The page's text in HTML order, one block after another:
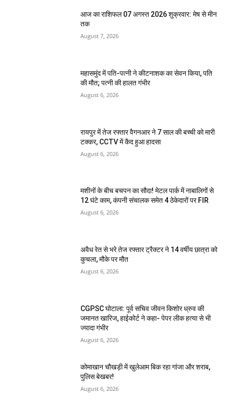
आज का राशिफल 07 अगस्त 2026 शुक्रवार: मेष से मीन
तक
August 7, 2026
महासमुंद में पति-पत्नी ने कीटनाशक का सेवन किया, पति
की मौत; पत्नी की हालत गंभीर
August 6, 2026
रायपुर में तेज रफ्तार वैगनआर ने 7 साल की बच्ची को मारी
टक्कर, CCTV में कैद हुआ हादसा
August 6, 2026
मशीनों के बीच बचपन का सौदा! मेटल पार्क में नाबालिगों से
12 घंटे काम, कंपनी संचालक समेत 4 ठेकेदारों पर FIR
August 6, 2026
अवैध रेत से भरे तेज रफ्तार ट्रैक्टर ने 14 वर्षीय छात्रा को
कुचला, मौके पर मौत
August 6, 2026
CGPSC घोटाला: पूर्व सचिव जीवन किशोर ध्रुव की
जमानत खारिज, हाईकोर्ट ने कहा- पेपर लीक हत्या से भी
ज्यादा गंभीर
August 6, 2026
कोमाखान चौखड़ी में खुलेआम बिक रहा गांजा और शराब,
पुलिस बेखबर!
August 6, 2026